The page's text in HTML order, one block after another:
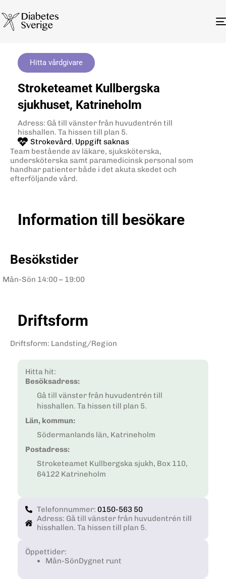
Hitta vårdgivare
Stroketeamet Kullbergska
sjukhuset, Katrineholm
Adress: Gå till vänster från huvudentrén till
hisshallen. Ta hissen till plan 5.
Strokevård, Uppgift saknas
Team bestående av läkare, sjuksköterska,
undersköterska samt paramedicinsk personal som
handhar patienter både i det akuta skedet och
efterföljande vård.
Information till besökare
Besökstider
Mån-Sön 14:00 – 19:00
Driftsform
Driftsform: Landsting/Region
Hitta hit:
Besöksadress:
Gå till vänster från huvudentrén till
hisshallen. Ta hissen till plan 5.
Län, kommun:
Södermanlands län, Katrineholm
Postadress:
Stroketeamet Kullbergska sjukh, Box 110,
64122 Katrineholm
Telefonnummer: 0150-563 50
Adress: Gå till vänster från huvudentrén till
hisshallen. Ta hissen till plan 5.
Öppettider:
Mån-SönDygnet runt